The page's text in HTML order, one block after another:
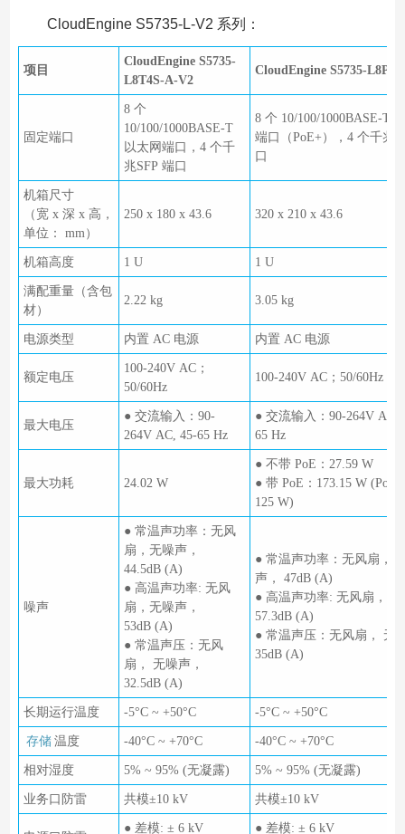
CloudEngine S5735-L-V2 系列：
项目
CloudEngine S5735-
L8T4S-A-V2
CloudEngine S5735-
固定端口
8 个
10/100/1000BASE-T
以太网端口，4 个千
兆SFP 端口
8 个 10/100/1000BASE-T
端口（PoE+），4 个千兆
口
机箱尺寸
（宽 x 深 x 高，
单位： mm）
250 x 180 x 43.6 320 x 210 x 43.6
机箱高度 1 U 1 U
满配重量（含包
材）
2.22 kg 3.05 kg
电源类型 内置 AC 电源 内置 AC 电源
额定电压
100-240V AC；
50/60Hz
100-240V AC；50/60Hz
最大电压
● 交流输入：90-
264V AC, 45-65 Hz
● 交流输入：90-264V AC,
65 Hz
最大功耗 24.02 W
● 不带 PoE：27.59 W
● 带 PoE：173.15 W (PoE
125 W)
噪声
● 常温声功率：无风
扇，无噪声，
44.5dB (A)
● 高温声功率: 无风
扇，无噪声，
53dB (A)
● 常温声压：无风
扇， 无噪声，
32.5dB (A)
● 常温声功率：无风扇，
声， 47dB (A)
● 高温声功率: 无风扇，无
57.3dB (A)
● 常温声压：无风扇， 无
35dB (A)
长期运行温度 -5°C ~ +50°C -5°C ~ +50°C
存储 温度 -40°C ~ +70°C -40°C ~ +70°C
相对湿度 5% ~ 95% (无凝露) 5% ~ 95% (无凝露)
业务口防雷 共模±10 kV 共模±10 kV
● 差模: ± 6 kV
● 差模: ± 6 kV